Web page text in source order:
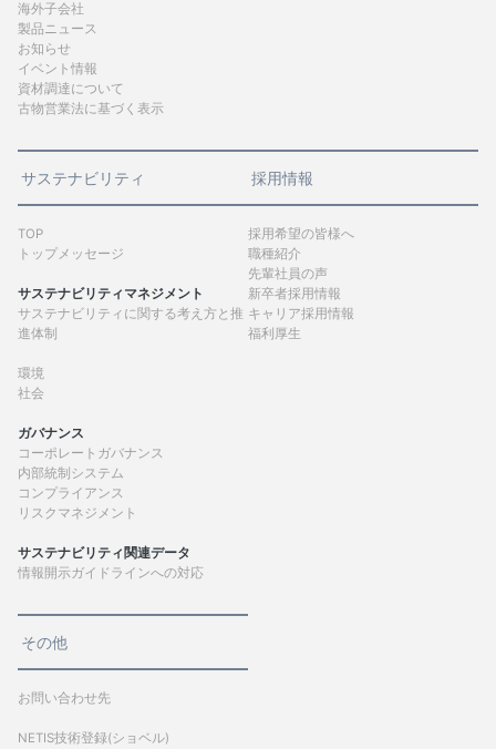
海外子会社
製品ニュース
お知らせ
イベント情報
資材調達について
古物営業法に基づく表示
サステナビリティ
TOP
トップメッセージ
サステナビリティマネジメント
サステナビリティに関する考え方と推
進体制
環境
社会
ガバナンス
コーポレートガバナンス
内部統制システム
コンプライアンス
リスクマネジメント
サステナビリティ関連データ
情報開示ガイドラインへの対応
採用情報
採用希望の皆様へ
職種紹介
先輩社員の声
新卒者採用情報
キャリア採用情報
福利厚生
その他
お問い合わせ先
NETIS技術登録(ショベル)